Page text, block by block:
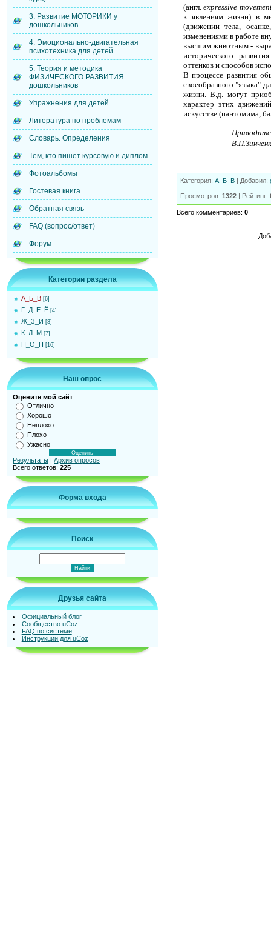
3. Развитие МОТОРИКИ у
дошкольников
4. Эмоционально-двигательная
психотехника для детей
5. Теория и методика
ФИЗИЧЕСКОГО РАЗВИТИЯ
дошкольников
Упражнения для детей
Литература по проблемам
Словарь. Определения
Тем, кто пишет курсовую и диплом
Фотоальбомы
Гостевая книга
Обратная связь
FAQ (вопрос/ответ)
Форум
Категории раздела
А_Б_В [6]
Г_Д_Е_Ё [4]
Ж_З_И [3]
К_Л_М [7]
Н_О_П [16]
Наш опрос
Оцените мой сайт
Отлично
Хорошо
Неплохо
Плохо
Ужасно
Результаты | Архив опросов
Всего ответов: 225
Форма входа
Поиск
Друзья сайта
Официальный блог
Сообщество uCoz
FAQ по системе
Инструкции для uCoz
(англ.expressive
к явлениям жизни) в
(движении тела,
изменениями в работе
высшим животным -
исторического
оттенков и способов
В процессе развития
своеобразного "языка"
жизни. В.д. могут
характер этих
искусстве (пантомима,
Категория: А_Б_В | Добавил:
Просмотров: 1322 Рейтинг:
Всего комментариев: 0